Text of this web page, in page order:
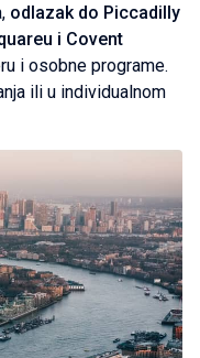
odlazak do Piccadilly
i Covent
i osobne programe.
ili u individualnom